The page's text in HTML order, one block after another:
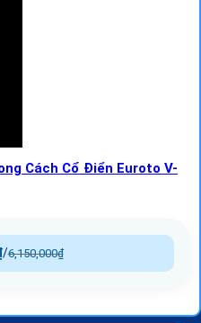
Cách Cổ Điển Euroto V-
6,150,000₫
/